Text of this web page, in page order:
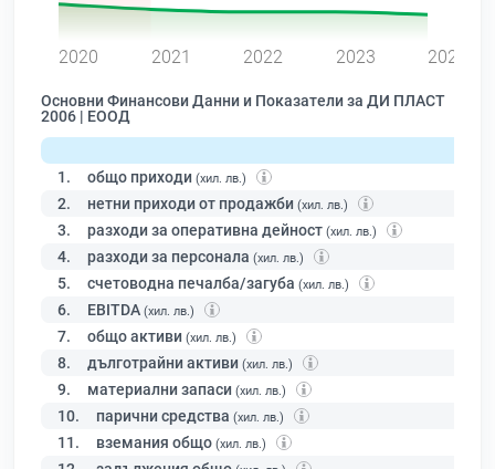
2020 2021 2022 2023 2024
Основни Финансови Данни и Показатели за ДИ ПЛАСТ
2006 | ЕООД
1. общо приходи (хил. лв.)
2. нетни приходи от продажби (хил. лв.)
3. разходи за оперативна дейност (хил. лв.)
4. разходи за персонала (хил. лв.)
5. счетоводна печалба/загуба (хил. лв.)
6. EBITDA (хил. лв.)
7. общо активи (хил. лв.)
8. дълготрайни активи (хил. лв.)
9. материални запаси (хил. лв.)
10. парични средства (хил. лв.)
11. вземания общо (хил. лв.)